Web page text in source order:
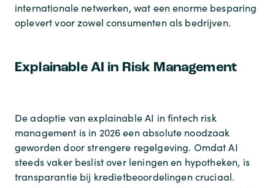
internationale netwerken, wat een enorme besparing
oplevert voor zowel consumenten als bedrijven.
Explainable AI in Risk Management
De adoptie van explainable AI in fintech risk
management is in 2026 een absolute noodzaak
geworden door strengere regelgeving. Omdat AI
steeds vaker beslist over leningen en hypotheken, is
transparantie bij kredietbeoordelingen cruciaal.